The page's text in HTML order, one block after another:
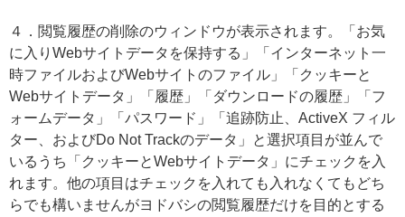
４．閲覧履歴の削除のウィンドウが表示されます。「お気
に入りWebサイトデータを保持する」「インターネット一
時ファイルおよびWebサイトのファイル」「クッキーと
Webサイトデータ」「履歴」「ダウンロードの履歴」「フ
ォームデータ」「パスワード」「追跡防止、ActiveX フィル
ター、およびDo Not Trackのデータ」と選択項目が並んで
いるうち「クッキーとWebサイトデータ」にチェックを入
れます。他の項目はチェックを入れても入れなくてもどち
らでも構いませんがヨドバシの閲覧履歴だけを目的とする